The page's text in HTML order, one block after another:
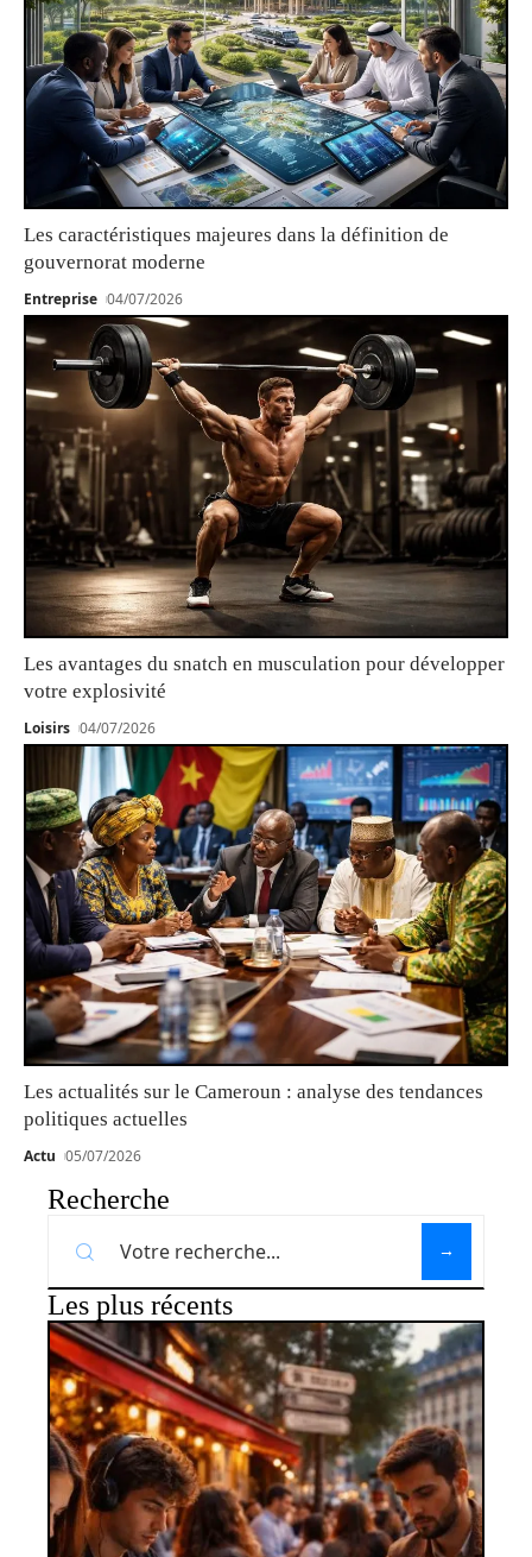
Les caractéristiques majeures dans la définition de
gouvernorat moderne
Entreprise 04/07/2026
Les avantages du snatch en musculation pour développer
votre explosivité
Loisirs 04/07/2026
Les actualités sur le Cameroun : analyse des tendances
politiques actuelles
Actu 05/07/2026
Recherche
Les plus récents